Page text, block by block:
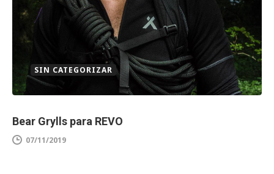
SIN CATEGORIZAR
Bear Grylls para REVO
07/11/2019